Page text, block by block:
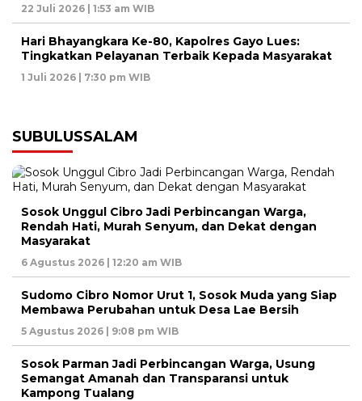
22 Juli 2026 | 1:53 am WIB
Hari Bhayangkara Ke-80, Kapolres Gayo Lues:
Tingkatkan Pelayanan Terbaik Kepada Masyarakat
1 Juli 2026 | 7:30 pm WIB
SUBULUSSALAM
Sosok Unggul Cibro Jadi Perbincangan Warga,
Rendah Hati, Murah Senyum, dan Dekat dengan
Masyarakat
6 Agustus 2026 | 12:20 am WIB
Sudomo Cibro Nomor Urut 1, Sosok Muda yang Siap
Membawa Perubahan untuk Desa Lae Bersih
5 Agustus 2026 | 9:08 pm WIB
Sosok Parman Jadi Perbincangan Warga, Usung
Semangat Amanah dan Transparansi untuk
Kampong Tualang